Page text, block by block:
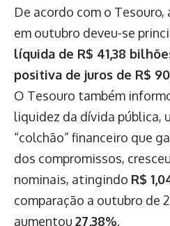
De acordo com o Tesouro,
em outubro deveu-se
líquida de R$ 41,38
positiva de juros de R$
O Tesouro também
liquidez da dívida pública,
“colchão” financeiro que
dos compromissos, cresceu
nominais, atingindo R$
comparação a outubro de
aumentou 27,38%.